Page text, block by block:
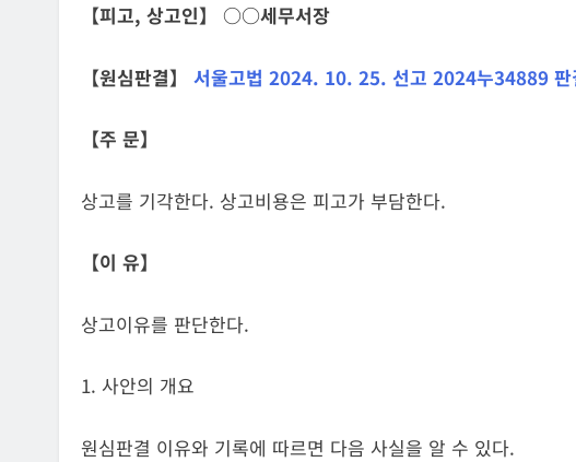
【피고, 상고인】 ○○세무서장
【원심판결】 서울고법 2024. 10. 25. 선고 2024누34889 판
【주 문】
상고를 기각한다. 상고비용은 피고가 부담한다.
【이 유】
상고이유를 판단한다.
1. 사안의 개요
원심판결 이유와 기록에 따르면 다음 사실을 알 수 있다.